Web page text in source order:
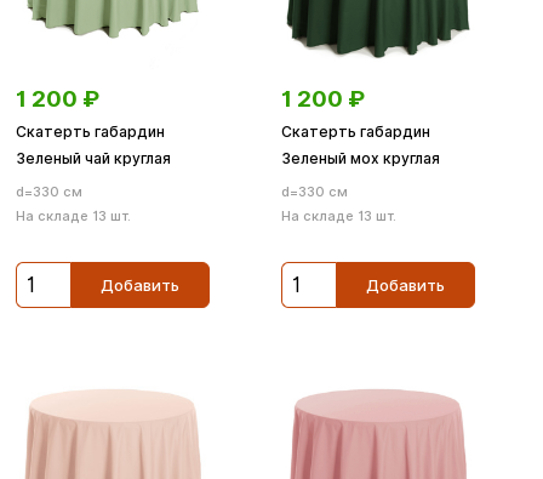
1 200 ₽
Скатерть габардин
Зеленый чай круглая
d=330 см
На складе 13 шт.
Добавить
1 200 ₽
Скатерть габардин
Зеленый мох круглая
d=330 см
На складе 13 шт.
Добавить